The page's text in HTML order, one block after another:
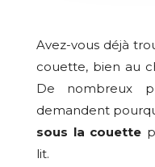
Avez-vous déjà
couette, bien au
De nombreux
demandent
sous la couette
lit.